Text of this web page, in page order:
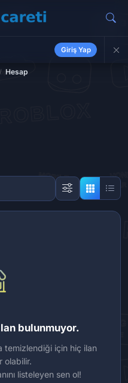
Giriş Yap
Hesap
bulunmuyor.
temizlendiği için hiç ilan
olabilir.
listeleyen sen ol!